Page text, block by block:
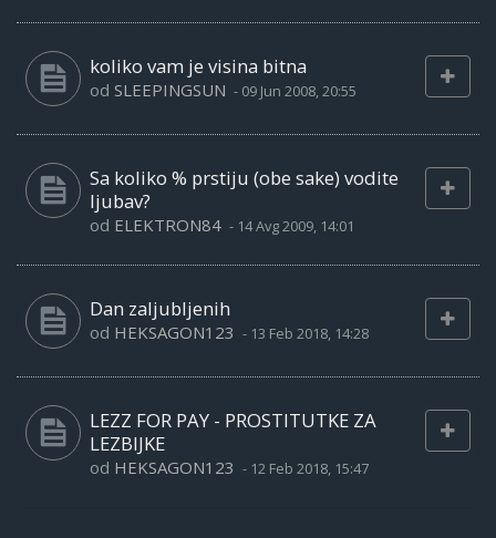
koliko vam je visina bitna
od SLEEPINGSUN - 09 Jun 2008, 20:55
Sa koliko % prstiju (obe sake) vodite
ljubav?
od ELEKTRON84 - 14 Avg 2009, 14:01
Dan zaljubljenih
od HEKSAGON123 - 13 Feb 2018, 14:28
LEZZ FOR PAY - PROSTITUTKE ZA
LEZBIJKE
od HEKSAGON123 - 12 Feb 2018, 15:47